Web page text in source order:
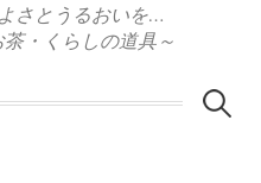
さとうるおいを…
・くらしの道具～
検